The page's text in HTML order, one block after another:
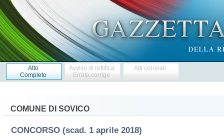
Atto
Completo
Avviso di rettifica
Errata corrige
Atti correlati
COMUNE DI SOVICO
CONCORSO (scad. 1 aprile 2018)